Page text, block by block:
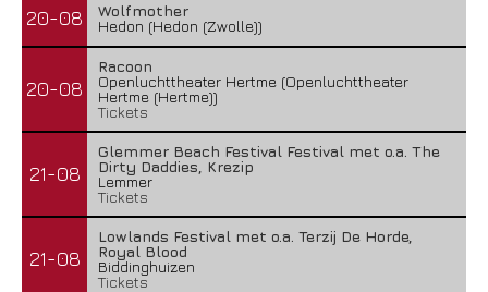
20-08
Wolfmother
Hedon (Hedon (Zwolle))
20-08
Racoon
Openluchttheater Hertme (Openluchttheater
Hertme (Hertme))
Tickets
21-08
Glemmer Beach Festival Festival met o.a. The
Dirty Daddies, Krezip
Lemmer
Tickets
21-08
Lowlands Festival met o.a. Terzij De Horde,
Royal Blood
Biddinghuizen
Tickets